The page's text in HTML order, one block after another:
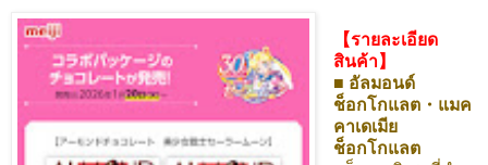
【รายละเอียด
สินค้า】
■ อัลมอนด์
ช็อกโกแลต・แมค
คาเดเมีย
ช็อกโกแลต